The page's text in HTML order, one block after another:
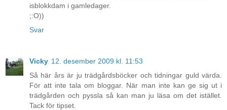
isblokkdam i gamledager.
;:O))
Svar
Vicky 12. desember 2009 kl. 11:53
Så här års är ju trädgårdsböcker och tidningar guld värda.
För att inte tala om bloggar. När man inte kan ge sig ut i
trädgården och pyssla så kan man ju läsa om det istället.
Tack för tipset.